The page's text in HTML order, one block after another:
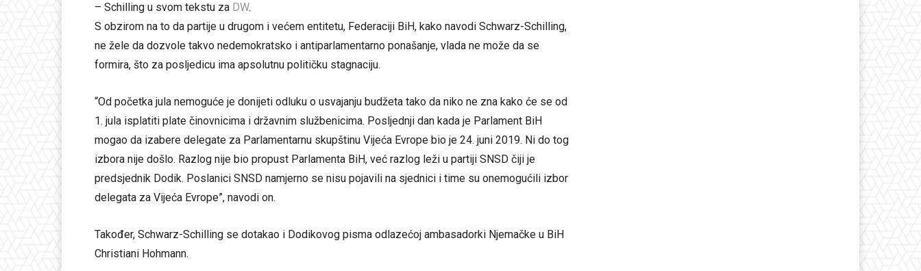
– Schilling u svom tekstu za DW.
S obzirom na to da partije u drugom i većem entitetu, Federaciji BiH, kako navodi Schwarz-Schilling,
ne žele da dozvole takvo nedemokratsko i antiparlamentarno ponašanje, vlada ne može da se
formira, što za posljedicu ima apsolutnu političku stagnaciju.
“Od početka jula nemoguće je donijeti odluku o usvajanju budžeta tako da niko ne zna kako će se od
1. jula isplatiti plate činovnicima i državnim službenicima. Posljednji dan kada je Parlament BiH
mogao da izabere delegate za Parlamentarnu skupštinu Vijeća Evrope bio je 24. juni 2019. Ni do tog
izbora nije došlo. Razlog nije bio propust Parlamenta BiH, već razlog leži u partiji SNSD čiji je
predsjednik Dodik. Poslanici SNSD namjerno se nisu pojavili na sjednici i time su onemogućili izbor
delegata za Vijeća Evrope”, navodi on.
Također, Schwarz-Schilling se dotakao i Dodikovog pisma odlazećoj ambasadorki Njemačke u BiH
Christiani Hohmann.